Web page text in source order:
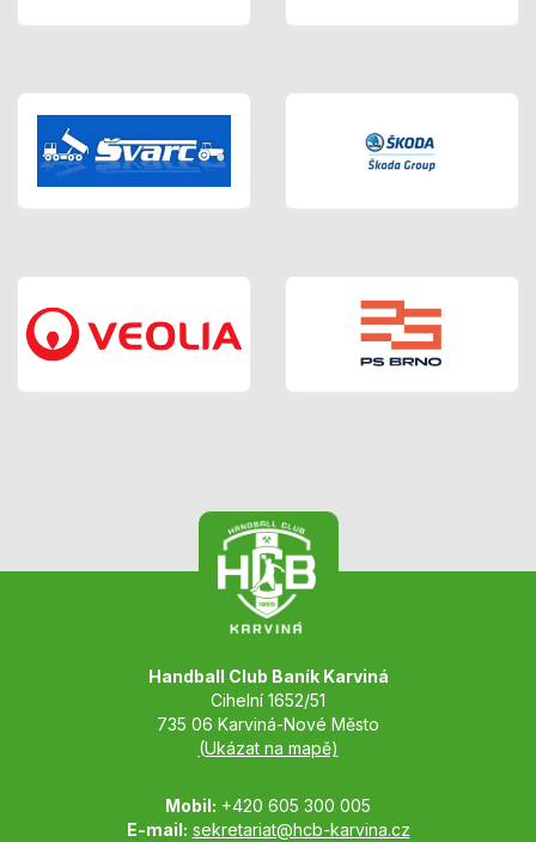
Handball Club Baník Karviná
Cihelní 1652/51
735 06 Karviná-Nové Město
(Ukázat na mapě)
Mobil: +420 605 300 005
E-mail: sekretariat@hcb-karvina.cz